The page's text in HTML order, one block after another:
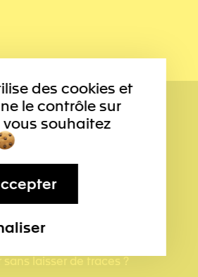
laisser de traces ?
des cookies et
le contrôle sur
souhaitez